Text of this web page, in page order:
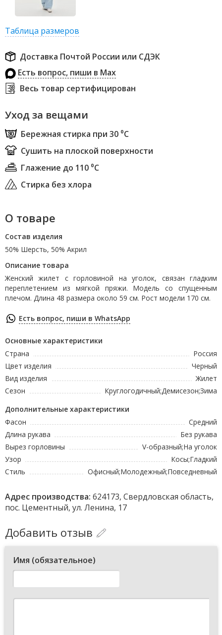
Таблица размеров
Доставка Почтой России или СДЭК
Есть вопрос, пиши в Max
Весь товар сертифицирован
Уход за вещами
Бережная стирка при 30 ⁰С
Сушить на плоской поверхности
Глажение до 110 ⁰С
Стирка без хлора
О товаре
Основные характеристики
Страна
Россия
Цвет изделия
Черный
Вид изделия
Жилет
Сезон
Круглогодичный;Демисезон;Зима
Дополнительные характеристики
Фасон
Средний
Длина рукава
Без рукава
Вырез горловины
V-образный;На уголок
Узор
Косы;Гладкий
Стиль
Офисный;Молодежный;Повседневный
Состав изделия
50% Шерсть, 50% Акрил
Описание товара
Женский жилет с горловиной на уголок, связан гладким
переплетением из мягкой пряжи. Модель со спущенным
плечом. Длина 48 размера около 59 см. Рост модели 170 см.
Есть вопрос, пиши в WhatsApp
Адрес производства: 624173, Свердловская область,
пос. Цементный, ул. Ленина, 17
Добавить отзыв
Имя (обязательное)